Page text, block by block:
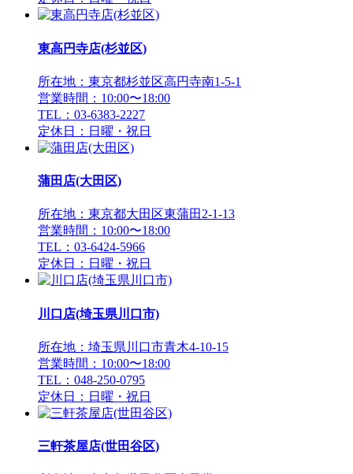
東高円寺店(杉並区)
所在地：東京都杉並区高円寺南1-5-1
営業時間：10:00〜18:00
TEL：03-6383-2227
定休日：日曜・祝日
蒲田店(大田区)
所在地：東京都大田区東蒲田2-1-13
営業時間：10:00〜18:00
TEL：03-6424-5966
定休日：日曜・祝日
川口店(埼玉県川口市)
所在地：埼玉県川口市青木4-10-15
営業時間：10:00〜18:00
TEL：048-250-0795
定休日：日曜・祝日
三軒茶屋店(世田谷区)